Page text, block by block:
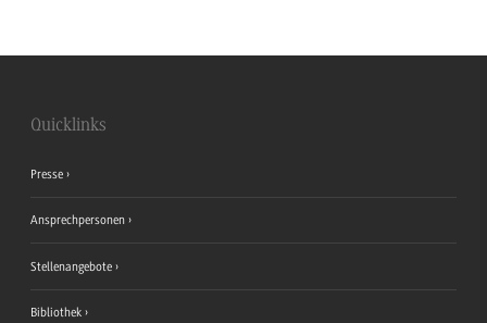
Quicklinks
Presse
Ansprechpersonen
Stellenangebote
Bibliothek